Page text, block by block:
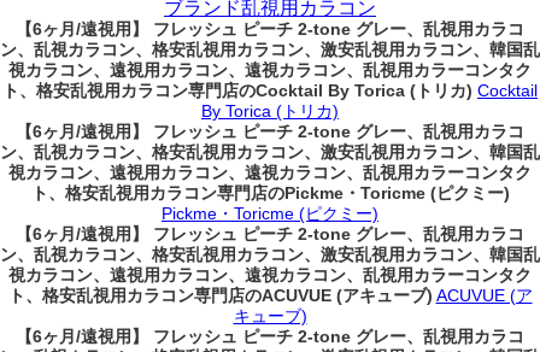
ブランド乱視用カラコン
【6ヶ月/遠視用】 フレッシュ ピーチ 2-tone グレー、乱視用カラコ
ン、乱視カラコン、格安乱視用カラコン、激安乱視用カラコン、韓国乱
視カラコン、遠視用カラコン、遠視カラコン、乱視用カラーコンタク
ト、格安乱視用カラコン専門店のCocktail By Torica (トリカ) Cocktail
By Torica (トリカ)
【6ヶ月/遠視用】 フレッシュ ピーチ 2-tone グレー、乱視用カラコ
ン、乱視カラコン、格安乱視用カラコン、激安乱視用カラコン、韓国乱
視カラコン、遠視用カラコン、遠視カラコン、乱視用カラーコンタク
ト、格安乱視用カラコン専門店のPickme・Toricme (ピクミー)
Pickme・Toricme (ピクミー)
【6ヶ月/遠視用】 フレッシュ ピーチ 2-tone グレー、乱視用カラコ
ン、乱視カラコン、格安乱視用カラコン、激安乱視用カラコン、韓国乱
視カラコン、遠視用カラコン、遠視カラコン、乱視用カラーコンタク
ト、格安乱視用カラコン専門店のACUVUE (アキューブ) ACUVUE (ア
キューブ)
【6ヶ月/遠視用】 フレッシュ ピーチ 2-tone グレー、乱視用カラコ